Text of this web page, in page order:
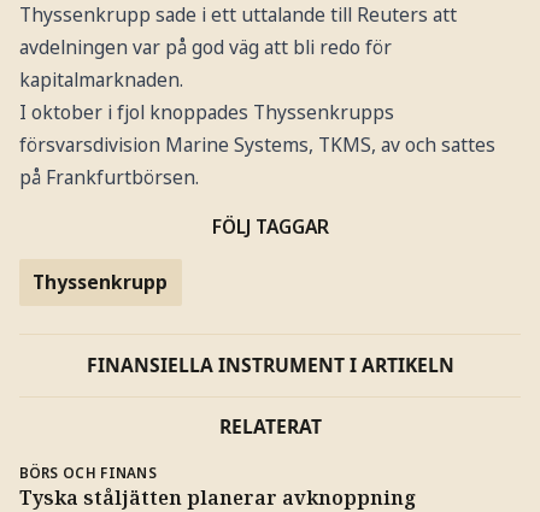
Thyssenkrupp sade i ett uttalande till Reuters att
avdelningen var på god väg att bli redo för
kapitalmarknaden.
I oktober i fjol knoppades Thyssenkrupps
försvarsdivision Marine Systems, TKMS, av och sattes
på Frankfurtbörsen.
FÖLJ TAGGAR
Thyssenkrupp
FINANSIELLA INSTRUMENT I ARTIKELN
RELATERAT
BÖRS OCH FINANS
Tyska ståljätten planerar avknoppning